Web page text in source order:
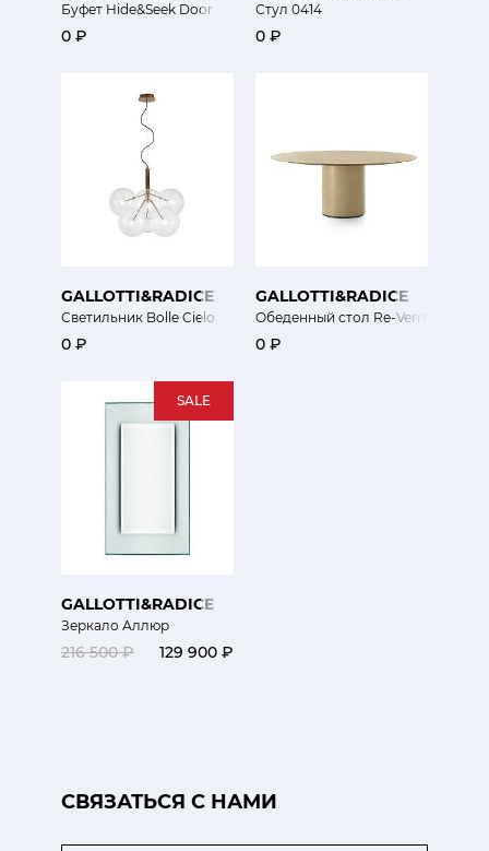
Буфет Hide&Seek Door
0 ₽
Стул 0414
0 ₽
GALLOTTI&RADICE
Светильник Bolle Cielo
0 ₽
GALLOTTI&RADICE
Обеденный стол Re-Verre Table
0 ₽
SALE
GALLOTTI&RADICE
Зеркало Аллюр
216 500 ₽ 129 900 ₽
CВЯЗАТЬСЯ С НАМИ